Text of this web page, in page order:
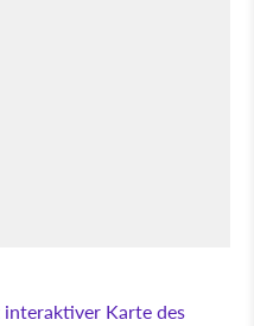
Karte des